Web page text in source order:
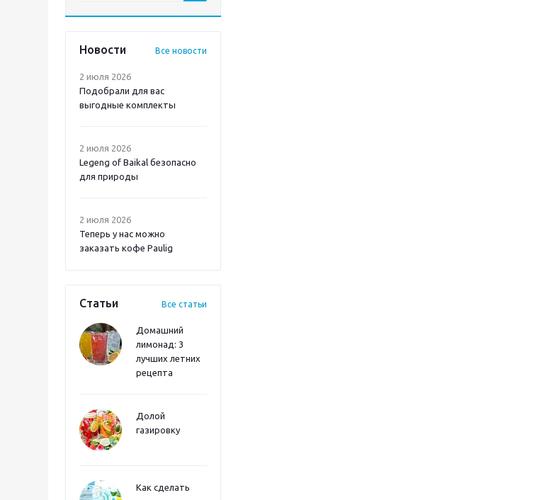
Новости Все новости
2 июля 2026
Подобрали для вас
выгодные комплекты
2 июля 2026
Legeng of Baikal безопасно
для природы
2 июля 2026
Теперь у нас можно
заказать кофе Paulig
Статьи Все статьи
Домашний
лимонад: 3
лучших летних
рецепта
Долой
газировку
Как сделать